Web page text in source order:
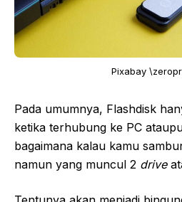
Pixabay
Pada umumnya, Flashdisk
ketika terhubung ke PC
bagaimana kalau kamu
namun yang muncul 2 drive